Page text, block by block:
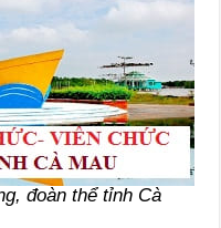
đoàn thể tỉnh Cà